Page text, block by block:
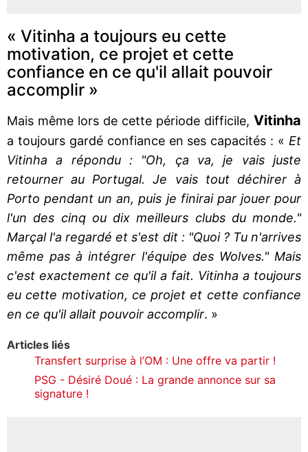
« Vitinha a toujours eu cette
motivation, ce projet et cette
confiance en ce qu'il allait pouvoir
accomplir »
Mais même lors de cette période difficile, Vitinha
a toujours gardé confiance en ses capacités : « Et
Vitinha a répondu : "Oh, ça va, je vais juste
retourner au Portugal. Je vais tout déchirer à
Porto pendant un an, puis je finirai par jouer pour
l'un des cinq ou dix meilleurs clubs du monde."
Marçal l'a regardé et s'est dit : "Quoi ? Tu n'arrives
même pas à intégrer l'équipe des Wolves." Mais
c'est exactement ce qu'il a fait. Vitinha a toujours
eu cette motivation, ce projet et cette confiance
en ce qu'il allait pouvoir accomplir. »
Articles liés
Transfert surprise à l’OM : Une offre va partir !
PSG - Désiré Doué : La grande annonce sur sa
signature !